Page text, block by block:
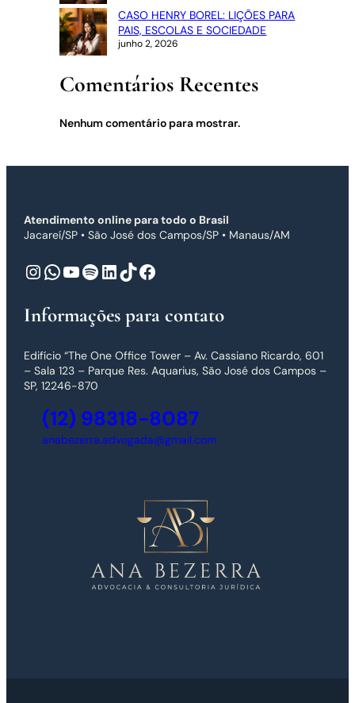
CASO HENRY BOREL: LIÇÕES PARA
PAIS, ESCOLAS E SOCIEDADE
junho 2, 2026
Comentários Recentes
Nenhum comentário para mostrar.
Atendimento online para todo o Brasil
Jacareí/SP • São José dos Campos/SP • Manaus/AM
InstagramWhatsApp Youtube Spotify LinkedIn TikTok Facebook
Informações para contato
Edifício “The One Office Tower – Av. Cassiano Ricardo, 601
– Sala 123 – Parque Res. Aquarius, São José dos Campos –
SP, 12246-870
(12) 98318-8087
anabezerra.advogada@gmail.com